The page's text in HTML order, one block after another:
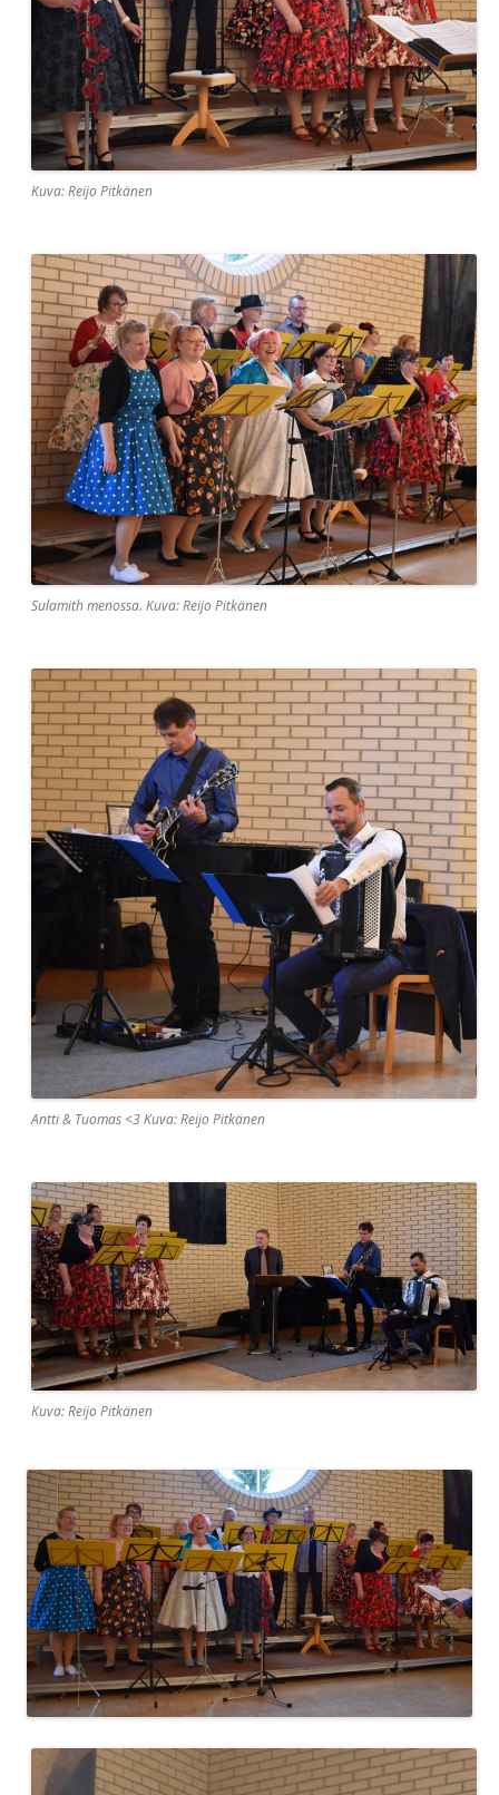
Kuva: Reijo Pitkänen
Sulamith menossa. Kuva: Reijo Pitkänen
Antti & Tuomas <3 Kuva: Reijo Pitkänen
Kuva: Reijo Pitkänen